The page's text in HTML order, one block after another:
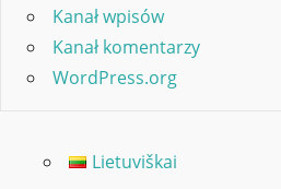
Kanał wpisów
Kanał komentarzy
WordPress.org
Lietuviškai